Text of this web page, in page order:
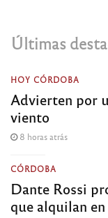
Últimas
HOY CÓRDOBA
Advierten por
viento
8 horas atrás
CÓRDOBA
Dante Rossi
que alquilan